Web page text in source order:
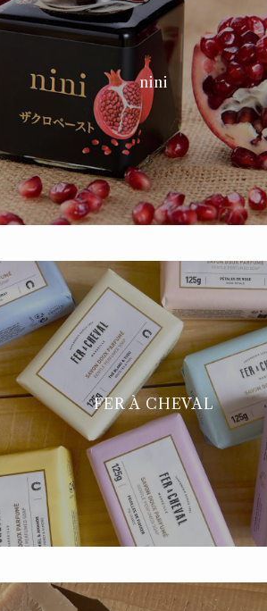
nini
FER À CHEVAL